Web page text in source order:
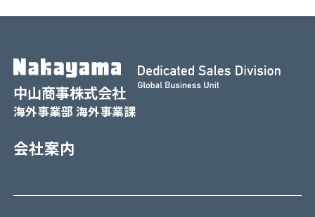
中山商事株式会社
海外事業部 海外事業課
会社案内